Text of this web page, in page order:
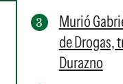
Murió
de Drogas,
Durazno